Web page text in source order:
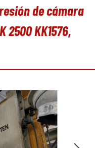
de cámara
2500 KK1576,